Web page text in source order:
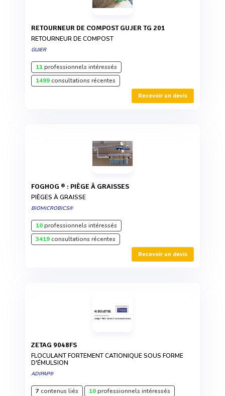
RETOURNEUR DE COMPOST GUJER TG 201
RETOURNEUR DE COMPOST
GUJER
11professionnels intéressés
1499consultations récentes
Recevoir un devis
FOGHOG ® : PIÈGE À GRAISSES
PIÈGES À GRAISSE
BIOMICROBICS®
10professionnels intéressés
3419consultations récentes
Recevoir un devis
ZETAG 9048FS
FLOCULANT FORTEMENT CATIONIQUE SOUS FORME
D'ÉMULSION
ADIPAP®
7contenus liés 10professionnels intéressés